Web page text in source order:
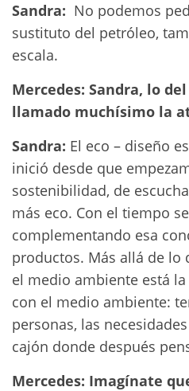
Sandra: No podemos
sustituto del petróleo,
escala.
Mercedes: Sandra, lo
llamado muchísimo la
Sandra: El eco – diseño
inició desde que
sostenibilidad, de
más eco. Con el tiempo
complementando esa
productos. Más allá de lo
el medio ambiente está
con el medio ambiente:
personas, las
cajón donde después
Mercedes: Imagínate